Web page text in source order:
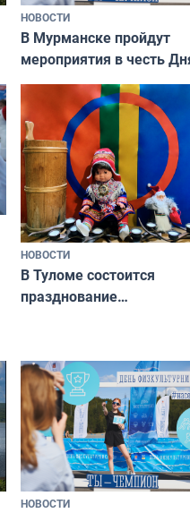
НОВОСТИ
В Мурманске пройдут
мероприятия в честь
физкультурника
НОВОСТИ
В Туломе состоится
празднование
НОВОСТИ